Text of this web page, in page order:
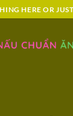
HERE OR